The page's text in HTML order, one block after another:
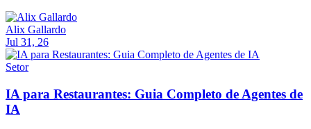
Alix Gallardo
Jul 31, 26
Setor
IA para Restaurantes: Guia Completo de Agentes de
IA